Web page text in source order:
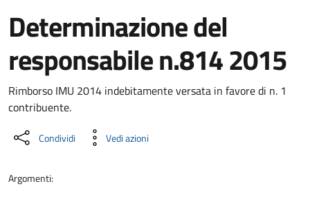
Determinazione del
responsabile n.814 2015
Dettaglio del documento
Rimborso IMU 2014 indebitamente versata in favore di n. 1
contribuente.
Condividi Vedi azioni
Argomenti: